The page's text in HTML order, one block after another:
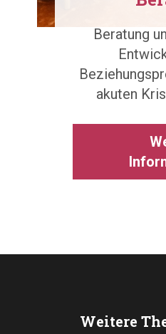
Beratung
akuten
Weitere